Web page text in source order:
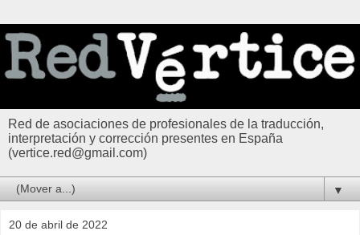
Red de asociaciones de profesionales de la traducción,
interpretación y corrección presentes en España
(vertice.red@gmail.com)
▼
20 de abril de 2022